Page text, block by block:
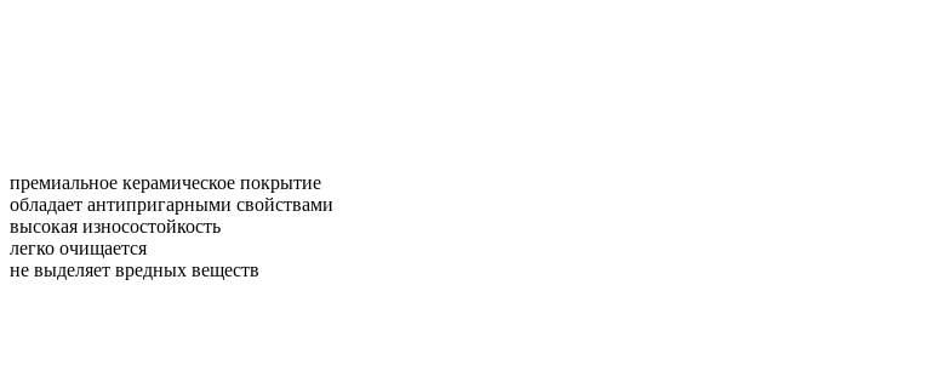
премиальное керамическое покрытие
обладает антипригарными свойствами
высокая износостойкость
легко очищается
не выделяет вредных веществ